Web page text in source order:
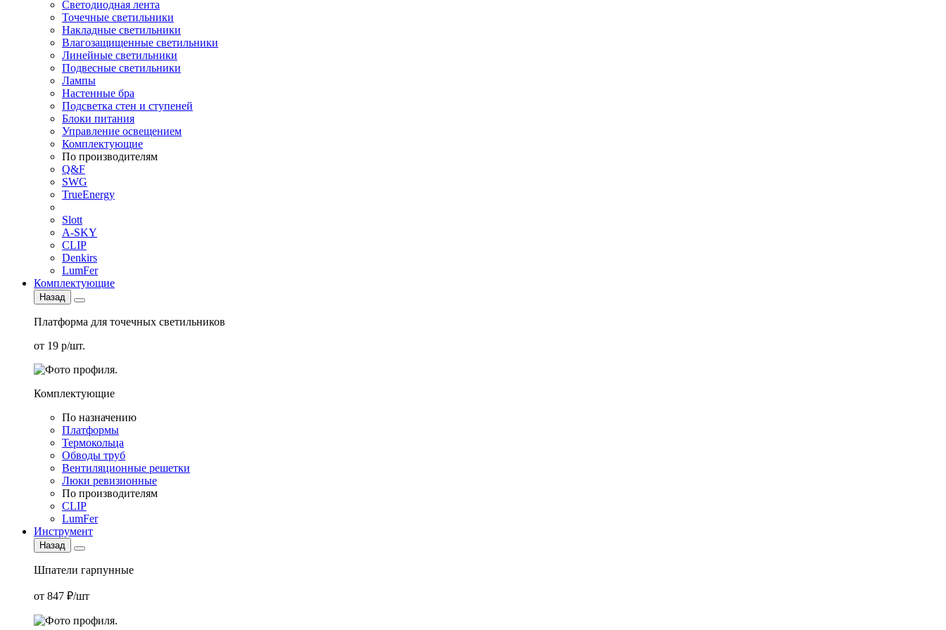
Светодиодная лента
Точечные светильники
Накладные светильники
Влагозащищенные светильники
Линейные светильники
Подвесные светильники
Лампы
Настенные бра
Подсветка стен и ступеней
Блоки питания
Управление освещением
Комплектующие
По производителям
Q&F
SWG
TrueEnergy
Slott
A-SKY
CLIP
Denkirs
LumFer
Комплектующие
Назад
Платформа для точечных светильников
от 19 р/шт.
Комплектующие
По назначению
Платформы
Термокольца
Обводы труб
Вентиляционные решетки
Люки ревизионные
По производителям
CLIP
LumFer
Инструмент
Назад
Шпатели гарпунные
от 847 ₽/шт